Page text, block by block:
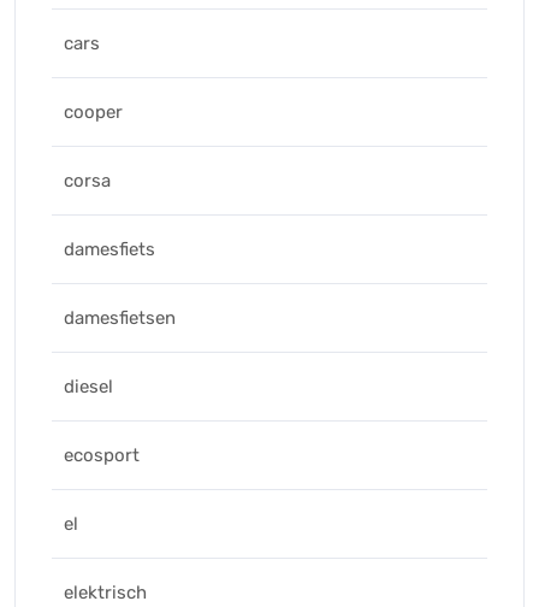
cars
cooper
corsa
damesfiets
damesfietsen
diesel
ecosport
el
elektrisch